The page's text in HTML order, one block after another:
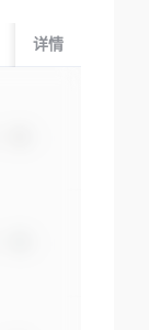
起运国/地区
详情